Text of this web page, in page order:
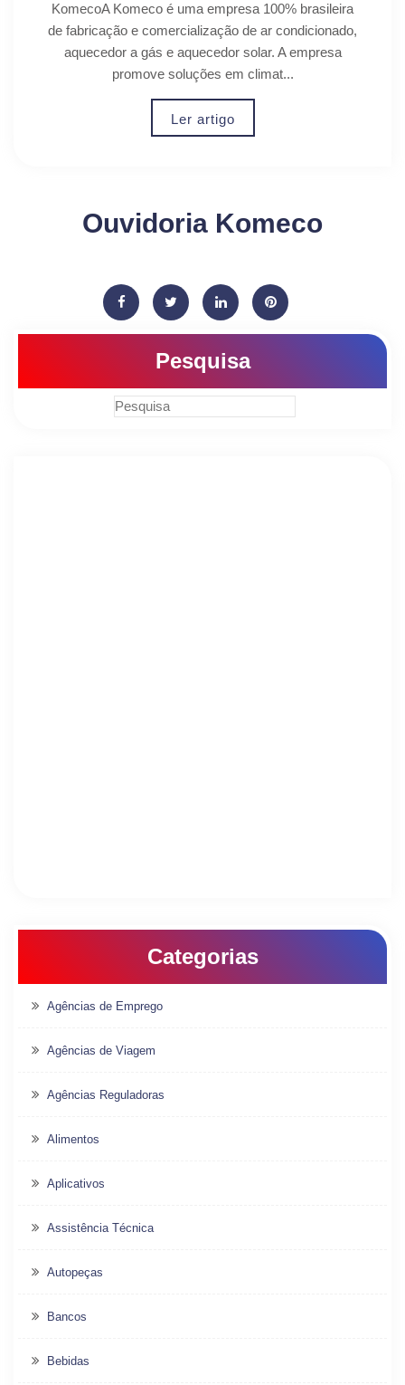
KomecoA Komeco é uma empresa 100% brasileira
de fabricação e comercialização de ar condicionado,
aquecedor a gás e aquecedor solar. A empresa
promove soluções em climat...
Ler artigo
Ouvidoria Komeco
Pesquisa
Categorias
Agências de Emprego
Agências de Viagem
Agências Reguladoras
Alimentos
Aplicativos
Assistência Técnica
Autopeças
Bancos
Bebidas